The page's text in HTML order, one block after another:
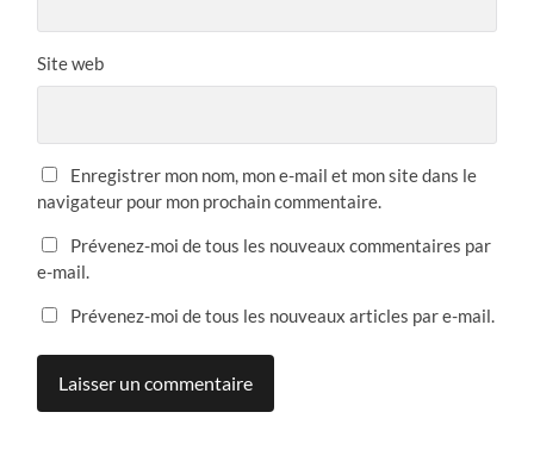
Site web
Enregistrer mon nom, mon e-mail et mon site dans le
navigateur pour mon prochain commentaire.
Prévenez-moi de tous les nouveaux commentaires par
e-mail.
Prévenez-moi de tous les nouveaux articles par e-mail.